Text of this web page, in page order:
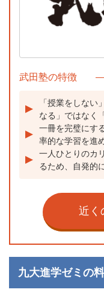
武田塾の特徴
「授業をしない
なる」ではなく
一冊を完璧にす
率的な学習を進
一人ひとりのカ
るため、自発的
近く
九大進学ゼミの